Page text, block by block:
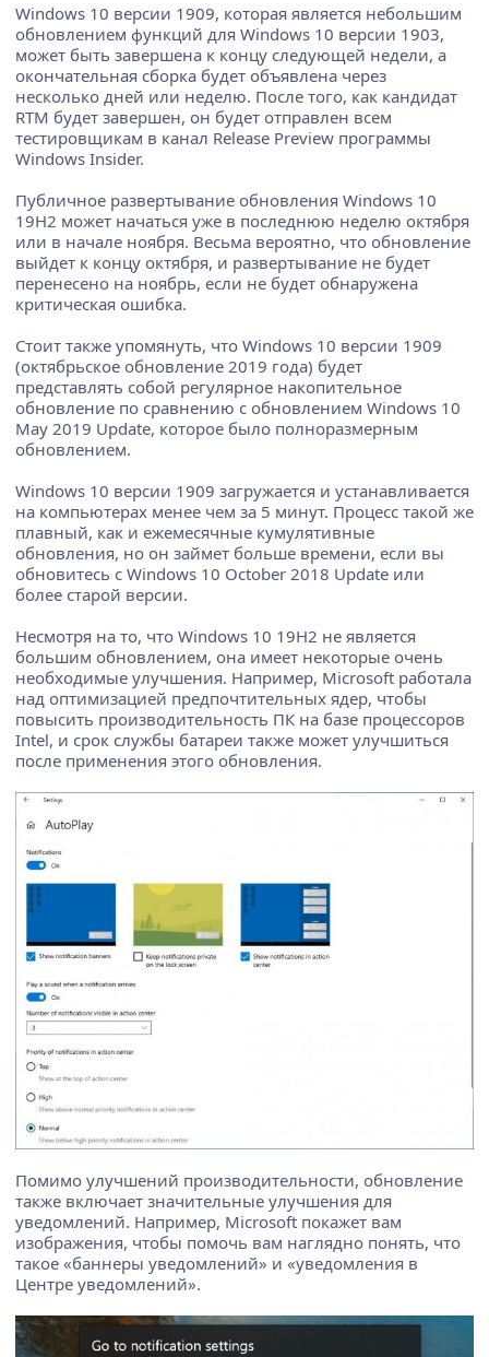
Windows 10 версии 1909, которая является небольшим
обновлением функций для Windows 10 версии 1903,
может быть завершена к концу следующей недели, а
окончательная сборка будет объявлена ​​через
несколько дней или неделю. После того, как кандидат
RTM будет завершен, он будет отправлен всем
тестировщикам в канал Release Preview программы
Windows Insider.
Публичное развертывание обновления Windows 10
19H2 может начаться уже в последнюю неделю октября
или в начале ноября. Весьма вероятно, что обновление
выйдет к концу октября, и развертывание не будет
перенесено на ноябрь, если не будет обнаружена
критическая ошибка.
Стоит также упомянуть, что Windows 10 версии 1909
(октябрьское обновление 2019 года) будет
представлять собой регулярное накопительное
обновление по сравнению с обновлением Windows 10
May 2019 Update, которое было полноразмерным
обновлением.
Windows 10 версии 1909 загружается и устанавливается ​​
на компьютерах менее чем за 5 минут. Процесс такой же
плавный, как и ежемесячные кумулятивные
обновления, но он займет больше времени, если вы
обновитесь с Windows 10 October 2018 Update или
более старой версии.
Несмотря на то, что Windows 10 19H2 не является
большим обновлением, она имеет некоторые очень
необходимые улучшения. Например, Microsoft работала
над оптимизацией предпочтительных ядер, чтобы
повысить производительность ПК на базе процессоров
Intel, и срок службы батареи также может улучшиться
после применения этого обновления.
Помимо улучшений производительности, обновление
также включает значительные улучшения для
уведомлений. Например, Microsoft покажет вам
изображения, чтобы помочь вам наглядно понять, что
такое «баннеры уведомлений» и «уведомления в
Центре уведомлений».